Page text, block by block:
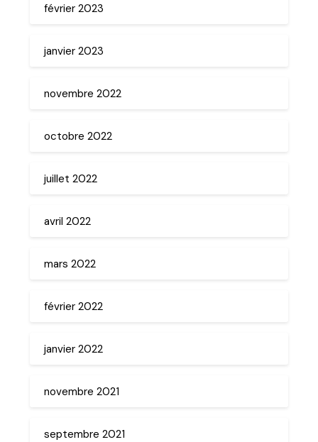
février 2023
janvier 2023
novembre 2022
octobre 2022
juillet 2022
avril 2022
mars 2022
février 2022
janvier 2022
novembre 2021
septembre 2021